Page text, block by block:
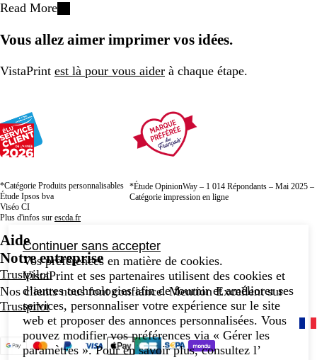
Read More
Vous allez aimer imprimer vos idées.
VistaPrint est là pour vous aider à chaque étape.
*Catégorie Produits personnalisables
Étude Ipsos bva
Viséo CI
Plus d'infos sur escda.fr
*Étude OpinionWay – 1 014 Répondants – Mai 2025 –
Catégorie impression en ligne
Aide
Notre entreprise
Trustpilot
Nos clients nous font confiance. Mention Excellent sur
Trustpilot
Continuer sans accepter
Vos préférences en matière de cookies.
VistaPrint et ses partenaires utilisent des cookies et
d’autres technologies afin de fournir et améliorer ses
services, personnaliser votre expérience sur le site
web et proposer des annonces personnalisées. Vous
pouvez modifier vos préférences via « Gérer les
paramètres ». Pour en savoir plus, consultez l’